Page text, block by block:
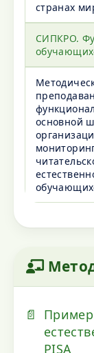
странах
СИПКРО.
основной
PISA